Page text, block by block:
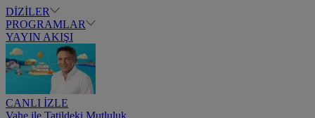
DİZİLER
PROGRAMLAR
YAYIN AKIŞI
CANLI İZLE
Vahe ile Tatildeki Mutluluk